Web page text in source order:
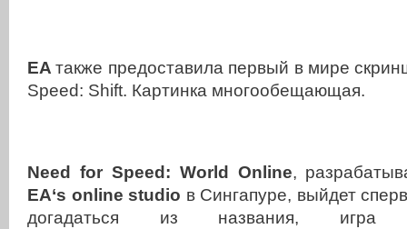
EA также предоставила первый в мире
Speed: Shift. Картинка многообещающая.
Need for Speed: World Online,
EA‘s online studio в Сингапуре, выйдет
догадаться из названия, игра